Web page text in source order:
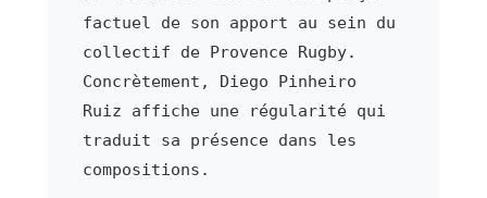
factuel de son apport au sein du
collectif de Provence Rugby.
Concrètement, Diego Pinheiro
Ruiz affiche une régularité qui
traduit sa présence dans les
compositions.